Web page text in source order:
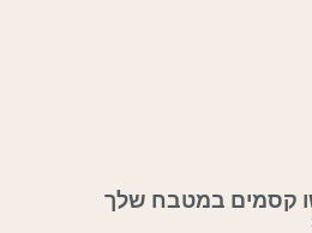
קסמים במטבח שלך